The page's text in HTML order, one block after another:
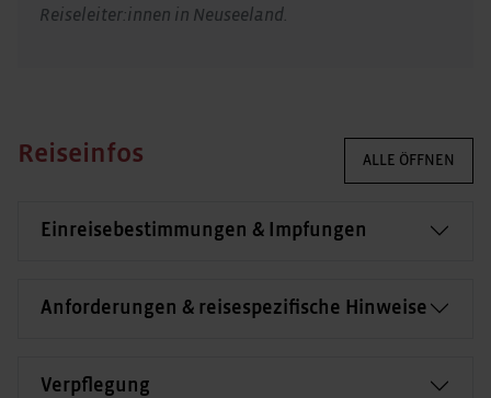
Reiseleiter:innen in Neuseeland.
Reiseinfos ALLE ÖFFNEN
Einreisebestimmungen & Impfungen
Anforderungen & reisespezifische Hinweise
Verpflegung